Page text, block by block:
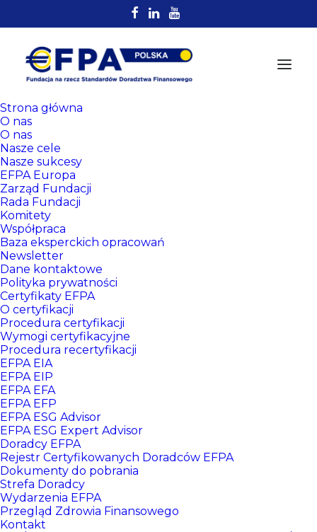
Strona główna
O nas
O nas
Nasze cele
Nasze sukcesy
EFPA Europa
Zarząd Fundacji
Rada Fundacji
Komitety
Współpraca
Baza eksperckich opracowań
Newsletter
Dane kontaktowe
Polityka prywatności
Certyfikaty EFPA
O certyfikacji
Procedura certyfikacji
Wymogi certyfikacyjne
Procedura recertyfikacji
EFPA EIA
EFPA EIP
EFPA EFA
EFPA EFP
EFPA ESG Advisor
EFPA ESG Expert Advisor
Doradcy EFPA
Rejestr Certyfikowanych Doradców EFPA
Dokumenty do pobrania
Strefa Doradcy
Wydarzenia EFPA
Przegląd Zdrowia Finansowego
Kontakt
Rejestr
Certyfikowanych
Doradców EFPA
Paweł Jawtoszuk
Bank Millennium SA
CERTYFIKATY: